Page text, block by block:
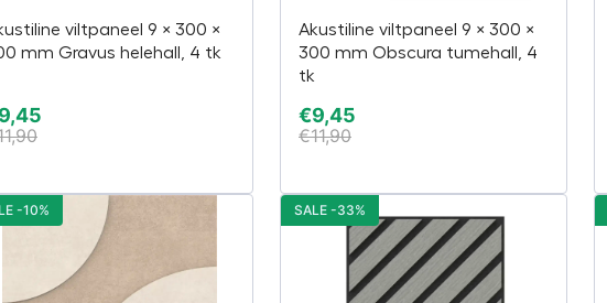
viltpaneel 9 × 300 ×
mm Gravus helehall, 4 tk
9,45
Akustiline viltpaneel 9 × 300 ×
300 mm Obscura tumehall, 4
tk
€9,45
€11,90
-10% SALE -33%